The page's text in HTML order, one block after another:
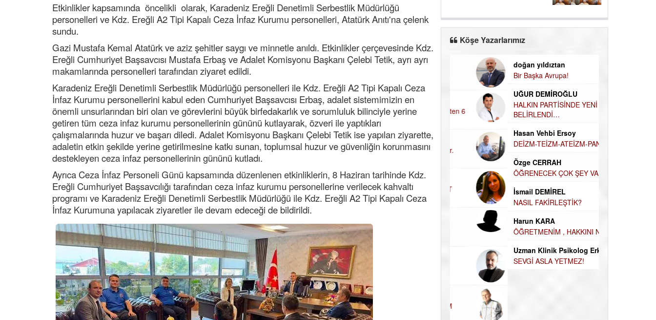
Etkinlikler kapsamında öncelikli olarak, Karadeniz Ereğli Denetimli Serbestlik Müdürlüğü
personelleri ve Kdz. Ereğli A2 Tipi Kapalı Ceza İnfaz Kurumu personelleri, Atatürk Anıtı'na çelenk
sundu.
Gazi Mustafa Kemal Atatürk ve aziz şehitler saygı ve minnetle anıldı. Etkinlikler çerçevesinde Kdz.
Ereğli Cumhuriyet Başsavcısı Mustafa Erbaş ve Adalet Komisyonu Başkanı Çelebi Tetik, ayrı ayrı
makamlarında personelleri tarafından ziyaret edildi.
Karadeniz Ereğli Denetimli Serbestlik Müdürlüğü personelleri ile Kdz. Ereğli A2 Tipi Kapalı Ceza
İnfaz Kurumu personellerini kabul eden Cumhuriyet Başsavcısı Erbaş, adalet sistemimizin en
önemli unsurlarından biri olan ve görevlerini büyük birfedakarlık ve sorumluluk bilinciyle yerine
getiren tüm ceza infaz kurumu personellerinin gününü kutlayarak, özveri ile yaptıkları
çalışmalarında huzur ve başarı diledi. Adalet Komisyonu Başkanı Çelebi Tetik ise yapılan ziyarette,
adaletin etkin şekilde yerine getirilmesine katkı sunan, toplumsal huzur ve güvenliğin korunmasını
destekleyen ceza infaz personellerinin gününü kutladı.
Ayrıca Ceza İnfaz Personeli Günü kapsamında düzenlenen etkinliklerin, 8 Haziran tarihinde Kdz.
Ereğli Cumhuriyet Başsavcılığı tarafından ceza infaz kurumu personellerine verilecek kahvaltı
programı ve Karadeniz Ereğli Denetimli Serbestlik Müdürlüğü ile Kdz. Ereğli A2 Tipi Kapalı Ceza
İnfaz Kurumuna yapılacak ziyaretler ile devam edeceği de bildirildi.
Köşe Yazarlarımız
Semih ÇOLAK
Op. Dr. Erol GÜNEN
Kemiklerinizi Sessizce Çürüten 6
Alışkanlık
Şenol AZMAN
“Aman doktor, yaman doktor.
Merve KIRAN
KİLO KONTROLÜNDE KİLİT
NOKTA: ARA ÖĞÜNLER
Temiz enerji ve gelecek
mücadelesi
Uğuralp CİVELEK
“Bu bir suç duyurusudur”
Özkan Doğan
YEREL RADYO VE REKLAM
doğan yıldıztan
Bir Başka Avrupa!
UĞUR DEMİROĞLU
HALKIN PARTİSİNDE YENİ YÖNETİM
BELİRLENDİ…
Hasan Vehbi Ersoy
DEİZM-TEİZM-ATEİZM-PANTEİZM’E BAKIŞ
Özge CERRAH
ÖĞRENECEK ÇOK ŞEY VAR...
İsmail DEMİREL
NASIL FAKİRLEŞTİK?
Harun KARA
ÖĞRETMENİM , HAKKINI NASIL ÖDERİM !
Uzman Klinik Psikolog Erkan EZERÇE
SEVGİ ASLA YETMEZ!